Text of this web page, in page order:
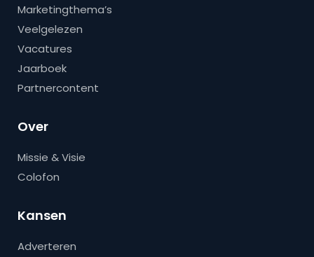
Marketingthema’s
Veelgelezen
Vacatures
Jaarboek
Partnercontent
Over
Missie & Visie
Colofon
Kansen
Adverteren